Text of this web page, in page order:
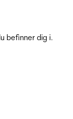
befinner dig i.